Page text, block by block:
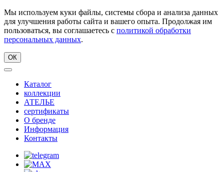
Мы используем куки файлы, системы сбора и анализа данных
для улучшения работы сайта и вашего опыта. Продолжая им
пользоваться, вы соглашаетесь с политикой обработки
персональных данных.
ОК
Каталог
коллекции
АТЕЛЬЕ
сертификаты
О бренде
Информация
Контакты